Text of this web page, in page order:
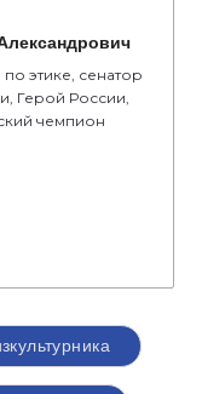
этике, сенатор
Герой России,
чемпион